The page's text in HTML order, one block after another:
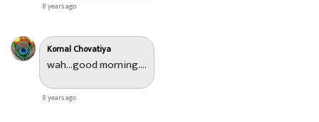
8 years ago
Komal Chovatiya
wah...good morning....
8 years ago